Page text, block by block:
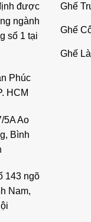
được
ngành
số 1 tại
Phúc
HCM
5A Ao
Bình
143 ngõ
Nam,
Ghế
Ghế
Ghế